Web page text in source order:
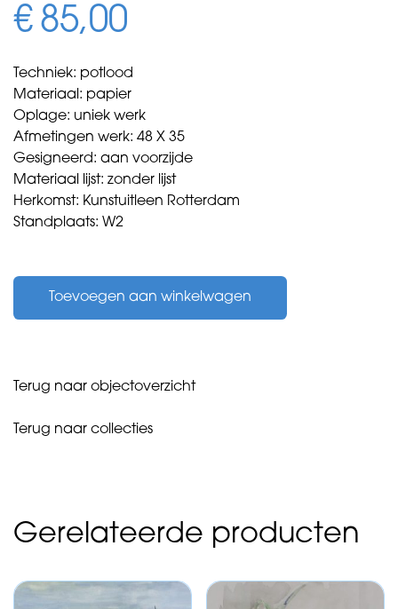
€ 85,00
Techniek: potlood
Materiaal: papier
Oplage: uniek werk
Afmetingen werk: 48 X 35
Gesigneerd: aan voorzijde
Materiaal lijst: zonder lijst
Herkomst: Kunstuitleen Rotterdam
Standplaats: W2
Hans
Gesprek
-
aantal
Toevoegen aan winkelwagen
Terug naar objectoverzicht
Terug naar collecties
Gerelateerde producten